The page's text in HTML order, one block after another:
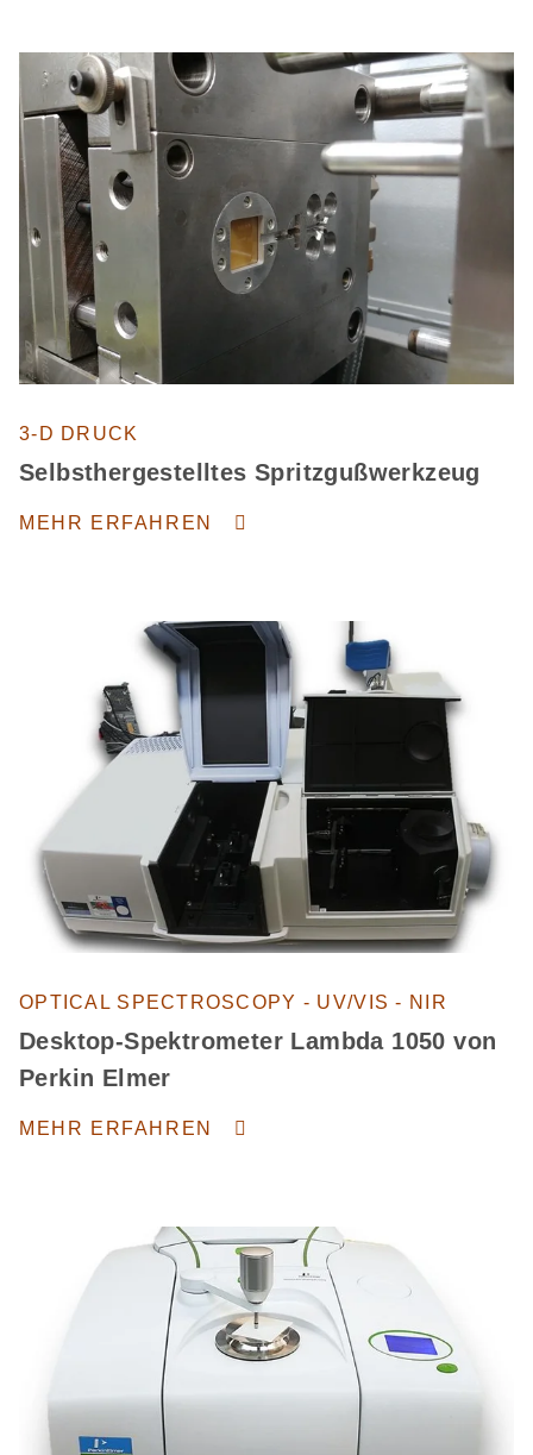
3-D DRUCK
Selbsthergestelltes Spritzgußwerkzeug
MEHR ERFAHREN
OPTICAL SPECTROSCOPY - UV/VIS - NIR
Desktop-Spektrometer Lambda 1050 von
Perkin Elmer
MEHR ERFAHREN